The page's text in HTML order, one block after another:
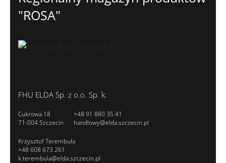
"ROSA"
FHU ELDA Sp. z o.o. Sp. k.
Cukrowa 18
71-004 Szczecin
+48 91 880 35 41
handlowy@elda.szczecin.pl
Krzysztof Terembuła
+48 608 673 261
k.terembula@elda.szczecin.pl